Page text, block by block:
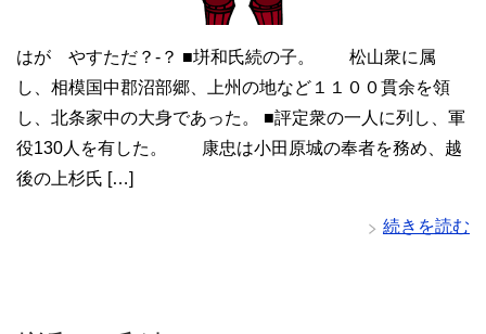
はが やすただ？-？ ■垪和氏続の子。 松山衆に属
し、相模国中郡沼部郷、上州の地など１１００貫余を領
し、北条家中の大身であった。 ■評定衆の一人に列し、軍
役130人を有した。 康忠は小田原城の奉者を務め、越
後の上杉氏 […]
続きを読む